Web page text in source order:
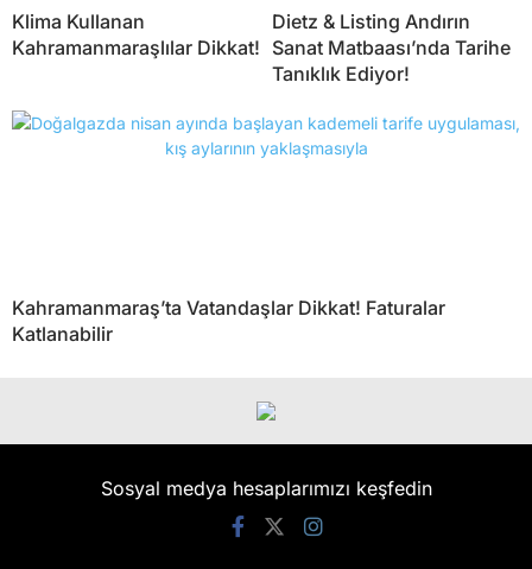
Klima Kullanan
Kahramanmaraşlılar Dikkat!
Dietz & Listing Andırın
Sanat Matbaası’nda Tarihe
Tanıklık Ediyor!
Kahramanmaraş’ta Vatandaşlar Dikkat! Faturalar
Katlanabilir
Sosyal medya hesaplarımızı keşfedin